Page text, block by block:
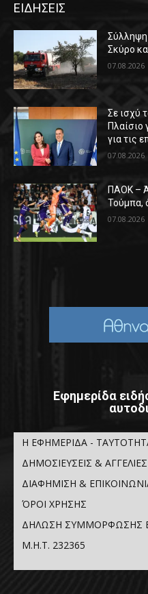
ΕΙΔΗΣΕΙΣ
Σύλληψη
Σκύρο
07.08.2026
Σε ισχύ
Πλαίσιο
για τις
07.08.2026
ΠΑΟΚ –
Τούμπα,
07.08.2026
Εφημερίδα
Η ΕΦΗΜΕΡΙΔΑ -
ΔΗΜΟΣΙΕΥΣΕΙΣ & ΑΓΓΕΛΙΕΣ
ΔΙΑΦΗΜΙΣΗ &
ΌΡΟΙ ΧΡΗΣΗΣ
ΔΗΛΩΣΗ ΣΥΜΜΟΡΦΩΣΗΣ
Μ.Η.Τ. 232365